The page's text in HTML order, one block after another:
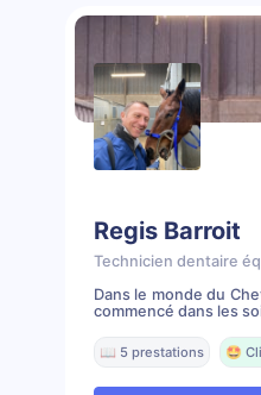
Regis Barroit
Technicien dentaire
Dans le monde du
commencé dans les
📖 5 prestations 🤩